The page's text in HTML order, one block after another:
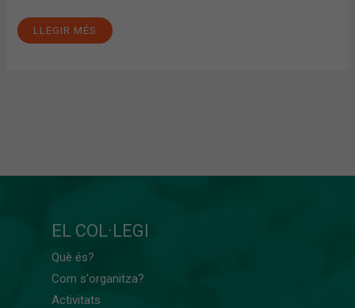
LLEGIR MÉS
EL COL·LEGI
Què és?
Com s'organitza?
Activitats